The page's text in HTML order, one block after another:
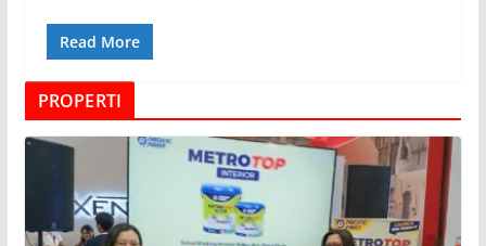
Read More
PROPERTI